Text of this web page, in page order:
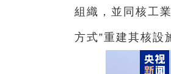
組織，並同核工
方式”重建其核設